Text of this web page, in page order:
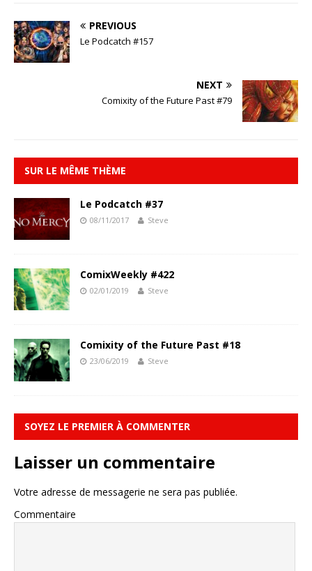
PREVIOUS
Le Podcatch #157
NEXT
Comixity of the Future Past #79
SUR LE MÊME THÈME
Le Podcatch #37
08/11/2017 Steve
ComixWeekly #422
02/01/2019 Steve
Comixity of the Future Past #18
23/06/2019 Steve
SOYEZ LE PREMIER À COMMENTER
Laisser un commentaire
Votre adresse de messagerie ne sera pas publiée.
Commentaire